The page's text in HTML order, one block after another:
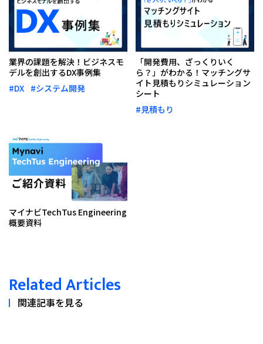
業界の課題を解決！ビジネスモ
デルを創出するDX事例集
#DX #システム開発
「開発費用、ざっくりいく
ら？」がわかる！マッチングサ
イト見積もりシミュレーション
シート
#見積もり
マイナビTechTus Engineering
概要資料
Related Articles
関連記事を見る